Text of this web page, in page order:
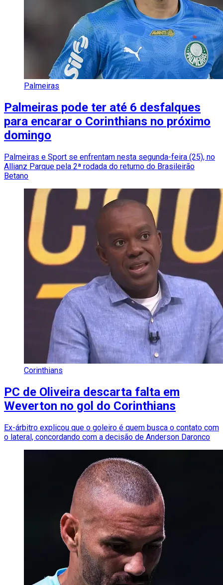
Palmeiras
Palmeiras pode ter até 6 desfalques
para encarar o Corinthians no próximo
domingo
Palmeiras e Sport se enfrentam nesta segunda-feira (25), no
Allianz Parque pela 2ª rodada do returno do Brasileirão
Betano
Corinthians
PC de Oliveira descarta falta em
Weverton no gol do Corinthians
Ex-árbitro explicou que o goleiro é quem busca o contato com
o lateral, concordando com a decisão de Anderson Daronco